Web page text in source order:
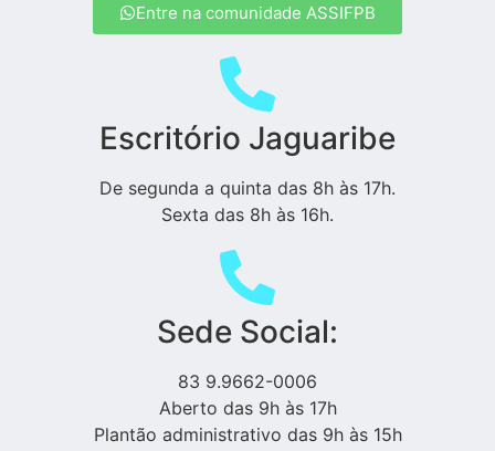
Entre na comunidade ASSIFPB
Escritório Jaguaribe
De segunda a quinta das 8h às 17h.
Sexta das 8h às 16h.
Sede Social:
83 9.9662-0006
Aberto das 9h às 17h
Plantão administrativo das 9h às 15h